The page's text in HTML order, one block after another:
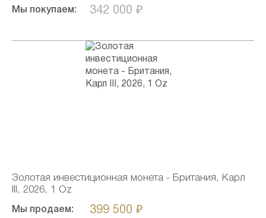
Мы покупаем: 342 000 ₽
Золотая инвестиционная монета - Британия, Карл
III, 2026, 1 Oz
Мы продаем: 399 500 ₽